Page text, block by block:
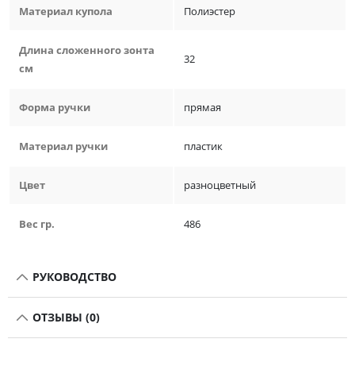
Материал купола Полиэстер
Длина сложенного зонта
см
32
Форма ручки прямая
Материал ручки пластик
Цвет разноцветный
Вес гр. 486
РУКОВОДСТВО
ОТЗЫВЫ (0)